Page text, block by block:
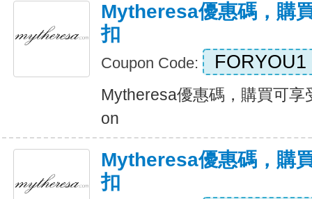
Mytheresa優惠碼，購
扣
Coupon Code: FORYOU1
Mytheresa優惠碼，購買可享
on
Mytheresa優惠碼，購
扣